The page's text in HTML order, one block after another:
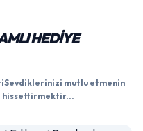
HEDIYE
mutlu etmenin
hissettirmektir...